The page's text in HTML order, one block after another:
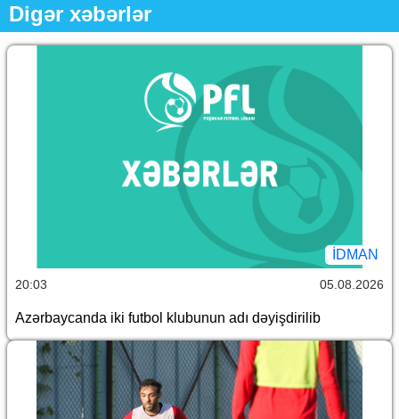
Digər xəbərlər
İDMAN
20:03 05.08.2026
Azərbaycanda iki futbol klubunun adı dəyişdirilib